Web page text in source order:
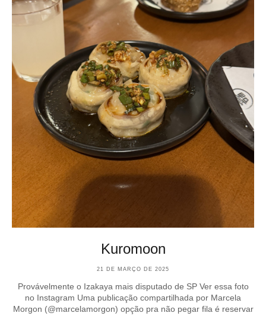
Kuromoon
21 DE MARÇO DE 2025
Provávelmente o Izakaya mais disputado de SP Ver essa foto
no Instagram Uma publicação compartilhada por Marcela
Morgon (@marcelamorgon) opção pra não pegar fila é reservar